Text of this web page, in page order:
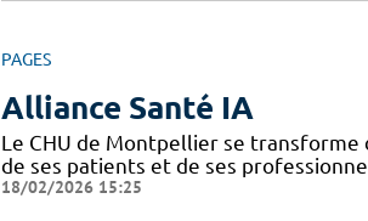
PAGES
Alliance Santé IA
Le CHU de Montpellier se
de ses patients et de ses
18/02/2026 15:25